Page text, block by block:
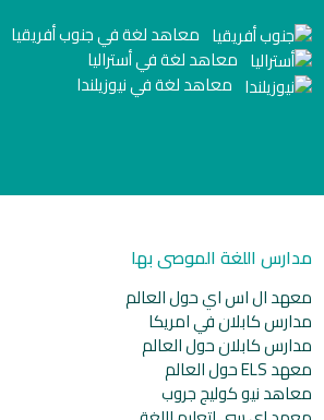
معاهد لغة في جنوب أفريقيا
معاهد لغة في أستراليا
معاهد لغة في نيوزيلندا
مدارس اللغة الموصى بها
معهد ال اس اي حول العالم
مدارس كابلان في امريكا
مدارس كابلان حول العالم
معهد ELS حول العالم
معاهد نيو كوليج جروب